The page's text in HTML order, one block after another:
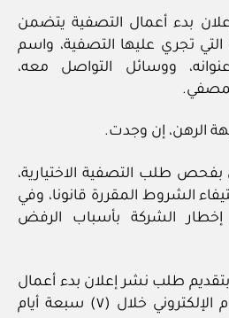
بدء أعمال التصفية يتضمن
تجري عليها التصفية، واسم
ووسائل التواصل معه،
الرهن، إن وجدت.
بفحص طلب التصفية الاختيارية،
الشروط المقررة قانونا، وفي
الشركة بأسباب الرفض
بتقديم طلب نشر إعلان بدء أعمال
التصفية عبر النظام الإلكتروني خلال (٧) سبعة أيام